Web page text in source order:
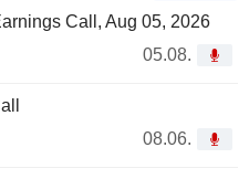
Call, Aug 05, 2026
05.08.
08.06.